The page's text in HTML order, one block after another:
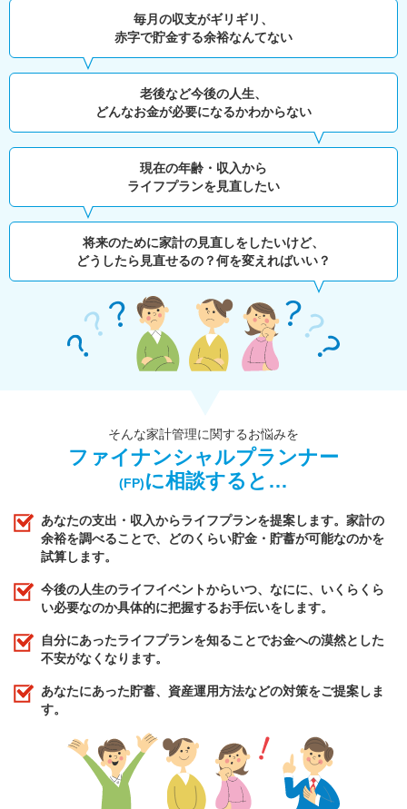
毎月の収支がギリギリ、
赤字で貯金する余裕なんてない
老後など今後の人生、
どんなお金が必要になるかわからない
現在の年齢・収入から
ライフプランを見直したい
将来のために家計の見直しをしたいけど、
どうしたら見直せるの？何を変えればいい？
そんな家計管理に関するお悩みを
ファイナンシャルプランナー
(FP)に相談すると…
あなたの支出・収入からライフプランを提案します。家計の
余裕を調べることで、どのくらい貯金・貯蓄が可能なのかを
試算します。
今後の人生のライフイベントからいつ、なにに、いくらくら
い必要なのか具体的に把握するお手伝いをします。
自分にあったライフプランを知ることでお金への漠然とした
不安がなくなります。
あなたにあった貯蓄、資産運用方法などの対策をご提案しま
す。